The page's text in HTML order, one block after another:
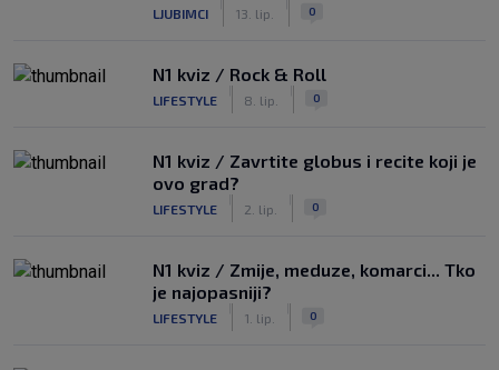
LJUBIMCI 13. lip. 0
N1 kviz / Rock & Roll
LIFESTYLE 8. lip. 0
N1 kviz / Zavrtite globus i recite koji je
ovo grad?
LIFESTYLE 2. lip. 0
N1 kviz / Zmije, meduze, komarci... Tko
je najopasniji?
LIFESTYLE 1. lip. 0